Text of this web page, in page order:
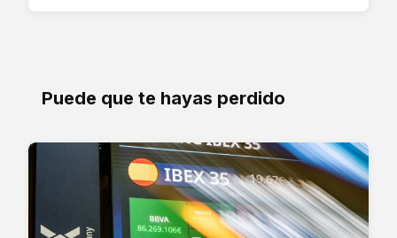
Puede que te hayas perdido